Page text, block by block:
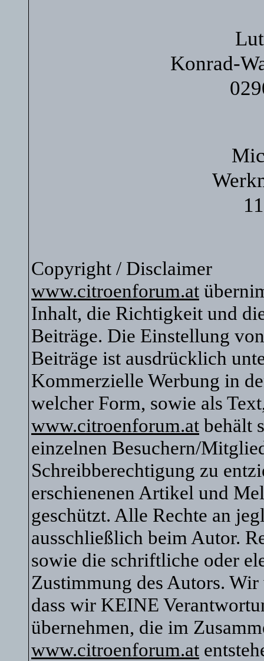
Konrad-
Copyright / Disclaimer
www.citroenforum.at
Inhalt, die Richtigkeit und
Beiträge. Die Einstellung
Beiträge ist ausdrücklich
Kommerzielle Werbung in
welcher Form, sowie als
www.citroenforum.at behält
einzelnen Besuchern/
Schreibberechtigung zu
erschienenen Artikel und
geschützt. Alle Rechte an
ausschließlich beim Autor.
sowie die schriftliche oder
Zustimmung des Autors.
dass wir KEINE
übernehmen, die im
www.citroenforum.at